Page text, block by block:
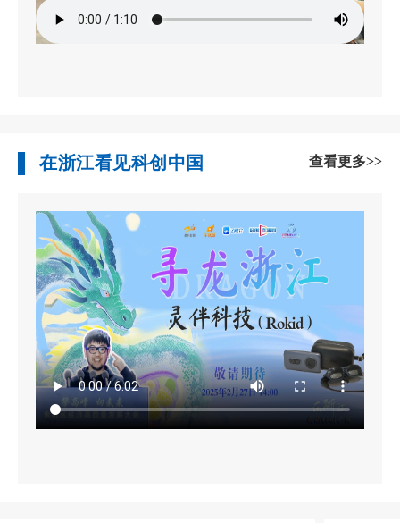
在浙江看见科创中国 查看更多>>